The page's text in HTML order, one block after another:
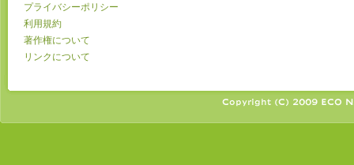
プライバシーポリシー
利用規約
著作権について
リンクについて